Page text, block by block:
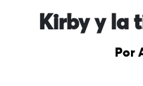
Kirby y la
Por